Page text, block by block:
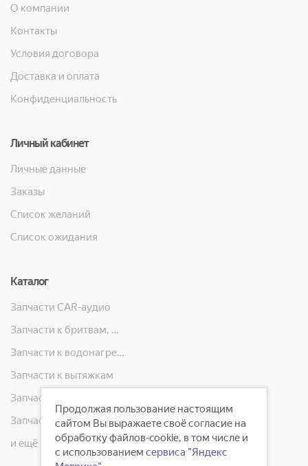
О компании
Контакты
Условия договора
Доставка и оплата
Конфиденциальность
Личный кабинет
Личные данные
Заказы
Список желаний
Список ожидания
Каталог
Запчасти CAR-аудио
Запчасти к бритвам, машинкам для стрижки, фенам, эпиляторам, зубным щёткам
Запчасти к водонагревателям
Запчасти к вытяжкам
Запчасти к масляным радиаторам, вентиляторам, увлажнителям воздуха и теплотехнике
и ещё 23 категорий
Продолжая пользование настоящим
сайтом Вы выражаете своё согласие на
обработку файлов-cookie, в том числе и
с использованием сервиса "Яндекс